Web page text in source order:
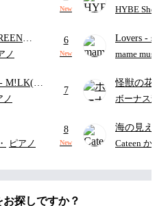
のり)
映画ちい
つ』よ
ノ
- M!LK(佐
ノ
・ ピアノ
New HYBE
6
New
Lovers -
ト)
mame
7
怪獣の
ードパー
ボーナス
8
New
海の見
Cateen か
お探しですか？